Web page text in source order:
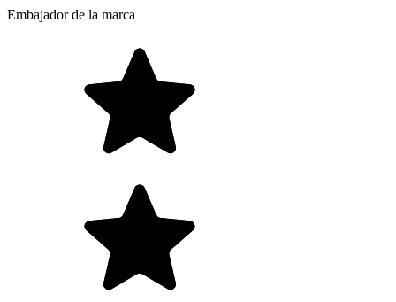
Embajador de la marca